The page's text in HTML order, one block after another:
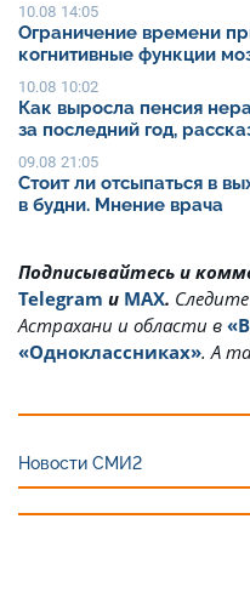
10.08 14:05
Ограничение времени
когнитивные функции
10.08 10:02
Как выросла пенсия
за последний год,
09.08 21:05
Стоит ли отсыпаться в
в будни. Мнение врача
Подписывайтесь и
Telegram и MAX.
Астрахани и области в
«Одноклассниках». А
Новости СМИ2